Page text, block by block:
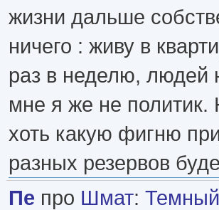
жизни дальше
ничего : живу в
раз в неделю, людей
мне я же не политик.
хоть какую фигню
разных резервов
Пе про Шмат: